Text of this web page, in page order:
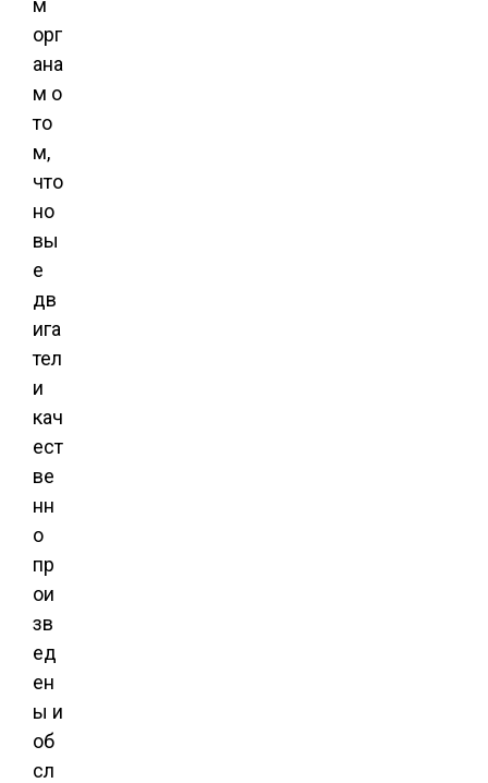
м
орг
ана
м о
то
м,
что
но
вы
е
дв
ига
тел
и
кач
ест
ве
нн
о
пр
ои
зв
ед
ен
ы и
об
сл